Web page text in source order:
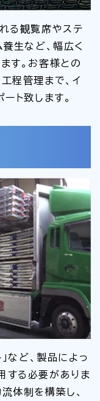
る観覧席やステ
生など、幅広く
す。お客様との
程管理まで、イ
ト致します。
」など、製品によっ
する必要がありま
体制を構築し、